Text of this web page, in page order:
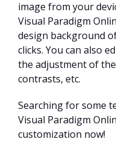
image from your
Visual Paradigm
design background
clicks. You can also
the adjustment of
contrasts, etc.
Searching for some
Visual Paradigm
customization now!